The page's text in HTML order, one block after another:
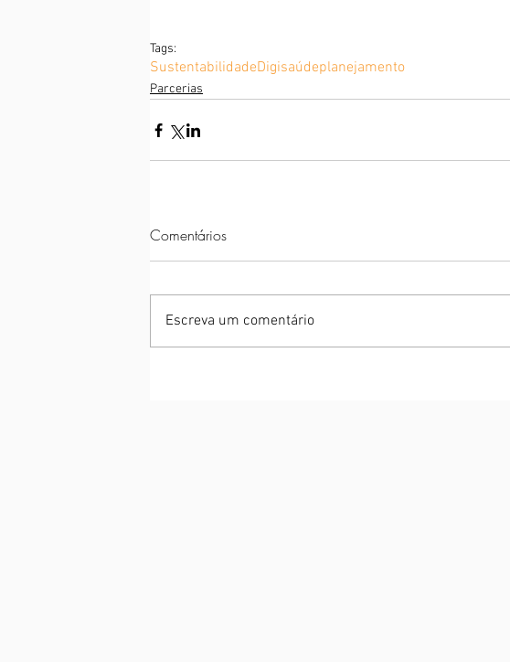
Tags:
SustentabilidadeDigisaúdeplanejamento
Parcerias
Comentários
Escreva um comentário